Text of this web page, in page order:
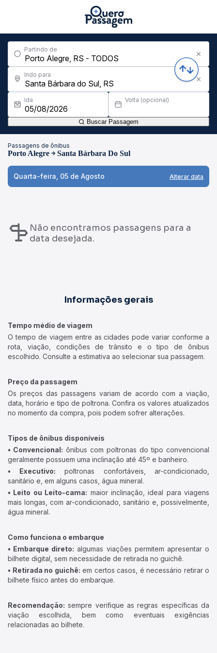
Partindo de
Indo para
Ida Volta (opcional)
Buscar Passagem
Passagens de ônibus
Porto Alegre Santa Bárbara Do Sul
Quarta-feira, 05 de Agosto Alterar data
Não encontramos passagens para a
data desejada.
Informações gerais
Tempo médio de viagem
O tempo de viagem entre as cidades pode variar conforme a
rota, viação, condições de trânsito e o tipo de ônibus
escolhido. Consulte a estimativa ao selecionar sua passagem.
Preço da passagem
Os preços das passagens variam de acordo com a viação,
data, horário e tipo de poltrona. Confira os valores atualizados
no momento da compra, pois podem sofrer alterações.
Tipos de ônibus disponíveis
• Convencional: ônibus com poltronas do tipo convencional
geralmente possuem uma inclinação até 45º e banheiro.
• Executivo: poltronas confortáveis, ar-condicionado,
sanitário e, em alguns casos, água mineral.
• Leito ou Leito-cama: maior inclinação, ideal para viagens
mais longas, com ar-condicionado, sanitário e, possivelmente,
água mineral.
Como funciona o embarque
• Embarque direto: algumas viações permitem apresentar o
bilhete digital, sem necessidade de retirada no guichê.
• Retirada no guichê: em certos casos, é necessário retirar o
bilhete físico antes do embarque.
Recomendação: sempre verifique as regras específicas da
viação escolhida, bem como eventuais exigências
relacionadas ao bilhete.